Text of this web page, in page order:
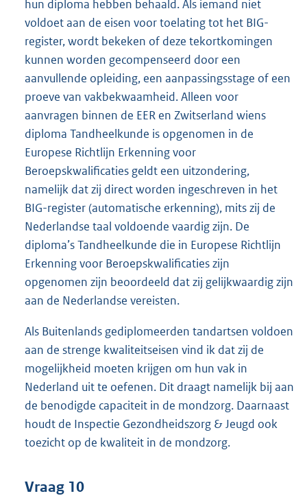
hun diploma hebben behaald. Als iemand niet
voldoet aan de eisen voor toelating tot het BIG-
register, wordt bekeken of deze tekortkomingen
kunnen worden gecompenseerd door een
aanvullende opleiding, een aanpassingsstage of een
proeve van vakbekwaamheid. Alleen voor
aanvragen binnen de EER en Zwitserland wiens
diploma Tandheelkunde is opgenomen in de
Europese Richtlijn Erkenning voor
Beroepskwalificaties geldt een uitzondering,
namelijk dat zij direct worden ingeschreven in het
BIG-register (automatische erkenning), mits zij de
Nederlandse taal voldoende vaardig zijn. De
diploma’s Tandheelkunde die in Europese Richtlijn
Erkenning voor Beroepskwalificaties zijn
opgenomen zijn beoordeeld dat zij gelijkwaardig zijn
aan de Nederlandse vereisten.
Als Buitenlands gediplomeerden tandartsen voldoen
aan de strenge kwaliteitseisen vind ik dat zij de
mogelijkheid moeten krijgen om hun vak in
Nederland uit te oefenen. Dit draagt namelijk bij aan
de benodigde capaciteit in de mondzorg. Daarnaast
houdt de Inspectie Gezondheidszorg & Jeugd ook
toezicht op de kwaliteit in de mondzorg.
Vraag 10